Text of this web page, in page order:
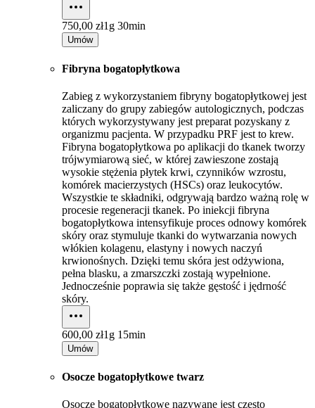
750,00 zł1g 30min
Umów
Fibryna bogatopłytkowa
Zabieg z wykorzystaniem fibryny bogatopłytkowej jest
zaliczany do grupy zabiegów autologicznych, podczas
których wykorzystywany jest preparat pozyskany z
organizmu pacjenta. W przypadku PRF jest to krew.
Fibryna bogatopłytkowa po aplikacji do tkanek tworzy
trójwymiarową sieć, w której zawieszone zostają
wysokie stężenia płytek krwi, czynników wzrostu,
komórek macierzystych (HSCs) oraz leukocytów.
Wszystkie te składniki, odgrywają bardzo ważną rolę w
procesie regeneracji tkanek. Po iniekcji fibryna
bogatopłytkowa intensyfikuje proces odnowy komórek
skóry oraz stymuluje tkanki do wytwarzania nowych
włókien kolagenu, elastyny i nowych naczyń
krwionośnych. Dzięki temu skóra jest odżywiona,
pełna blasku, a zmarszczki zostają wypełnione.
Jednocześnie poprawia się także gęstość i jędrność
skóry.
600,00 zł1g 15min
Umów
Osocze bogatopłytkowe twarz
Osocze bogatopłytkowe nazywane jest często